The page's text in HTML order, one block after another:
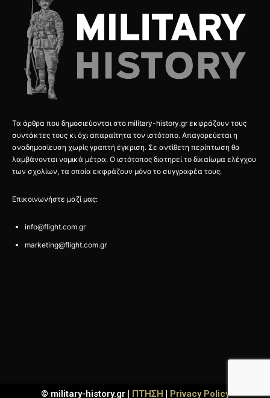
Τα άρθρα που δημοσιεύονται στο military-history.gr εκφράζουν τους
συντάκτες τους κι όχι απαραίτητα τον ιστότοπο. Απαγορεύεται η
αναδημοσίευση χωρίς γραπτή έγκριση. Σε αντίθετη περίπτωση θα
λαμβάνονται νομικά μέτρα. Ο ιστότοπος διατηρεί το δικαίωμα ελέγχου
των σχολίων, τα οποία εκφράζουν μόνο το συγγραφέα τους.
Επικοινωνήστε μαζί μας:
info@flight.com.gr
marketing@flight.com.gr
© military-history.gr | ΠΤΗΣΗ | Privacy Policy